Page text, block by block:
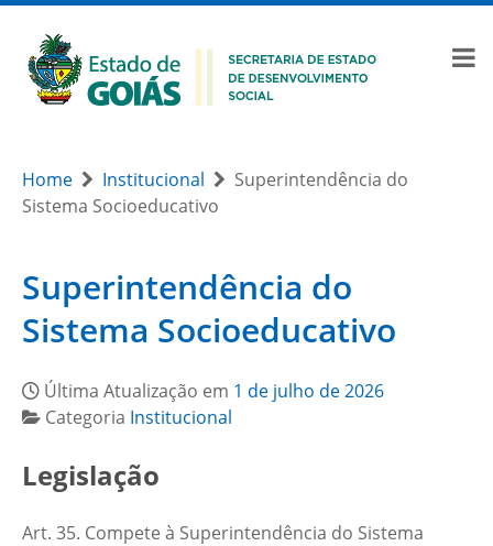
Home Institucional
Superintendência do
Sistema Socioeducativo
Superintendência do
Sistema Socioeducativo
Última Atualização em 1 de julho de 2026
Categoria Institucional
Legislação
Art. 35. Compete à Superintendência do Sistema